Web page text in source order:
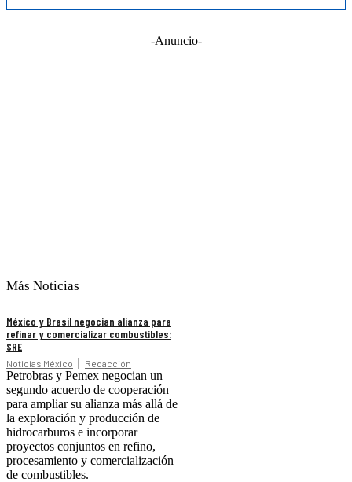
-Anuncio-
Más Noticias
México y Brasil negocian alianza para
refinar y comercializar combustibles:
SRE
Noticias México Redacción
Petrobras y Pemex negocian un
segundo acuerdo de cooperación
para ampliar su alianza más allá de
la exploración y producción de
hidrocarburos e incorporar
proyectos conjuntos en refino,
procesamiento y comercialización
de combustibles.